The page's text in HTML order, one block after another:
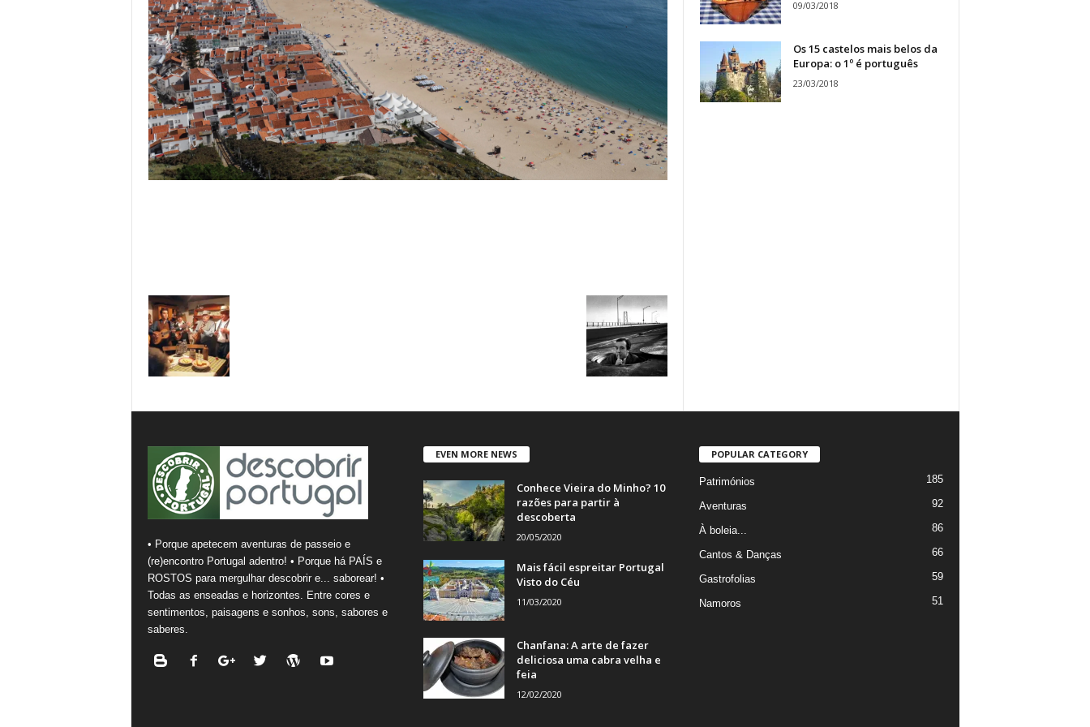
09/03/2018
Os 15 castelos mais belos da
Europa: o 1º é português
23/03/2018
• Porque apetecem aventuras de passeio e
(re)encontro Portugal adentro! • Porque há PAÍS e
ROSTOS para mergulhar descobrir e... saborear! •
Todas as enseadas e horizontes. Entre cores e
sentimentos, paisagens e sonhos, sons, sabores e
saberes.
EVEN MORE NEWS
Conhece Vieira do Minho? 10
razões para partir à
descoberta
20/05/2020
Mais fácil espreitar Portugal
Visto do Céu
11/03/2020
Chanfana: A arte de fazer
deliciosa uma cabra velha e
feia
12/02/2020
POPULAR CATEGORY
Patrimónios 185
Aventuras 92
À boleia... 86
Cantos & Danças 66
Gastrofolias 59
Namoros 51